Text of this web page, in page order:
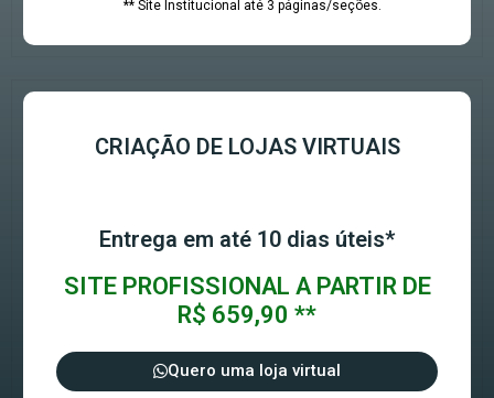
** Site Institucional até 3 páginas/seções.
CRIAÇÃO DE LOJAS VIRTUAIS
Entrega em até 10 dias úteis*
SITE PROFISSIONAL A PARTIR DE
R$ 659,90 **
Quero uma loja virtual